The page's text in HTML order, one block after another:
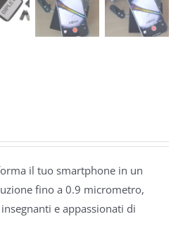
il tuo smartphone in un
fino a 0.9 micrometro,
e appassionati di